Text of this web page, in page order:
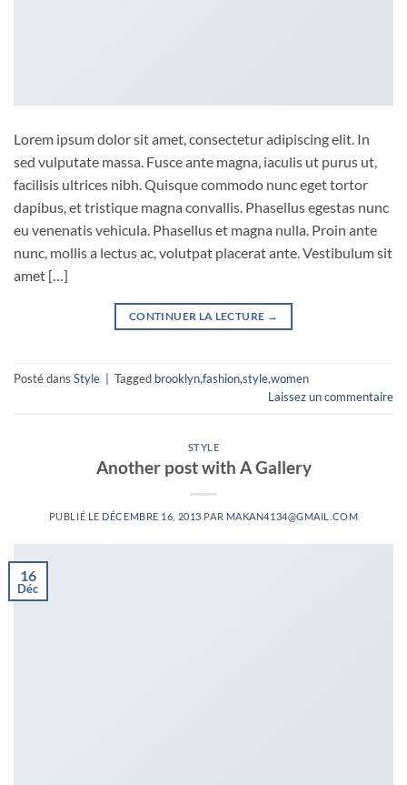
Lorem ipsum dolor sit amet, consectetur adipiscing elit. In
sed vulputate massa. Fusce ante magna, iaculis ut purus ut,
facilisis ultrices nibh. Quisque commodo nunc eget tortor
dapibus, et tristique magna convallis. Phasellus egestas nunc
eu venenatis vehicula. Phasellus et magna nulla. Proin ante
nunc, mollis a lectus ac, volutpat placerat ante. Vestibulum sit
amet […]
CONTINUER LA LECTURE →
Posté dans Style Tagged brooklyn,fashion,style,women
Laissez un commentaire
STYLE
Another post with A Gallery
PUBLIÉ LE DÉCEMBRE 16, 2013 PAR MAKAN4134@GMAIL.COM
16
Déc